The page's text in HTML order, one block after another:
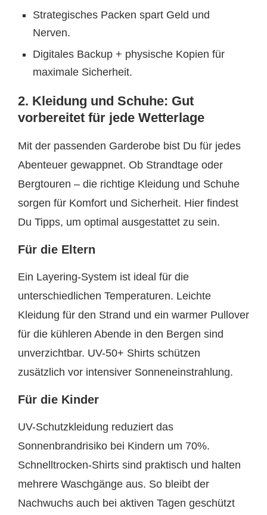
Strategisches Packen spart Geld und
Nerven.
Digitales Backup + physische Kopien für
maximale Sicherheit.
2. Kleidung und Schuhe: Gut
vorbereitet für jede Wetterlage
Mit der passenden Garderobe bist Du für jedes
Abenteuer gewappnet. Ob Strandtage oder
Bergtouren – die richtige Kleidung und Schuhe
sorgen für Komfort und Sicherheit. Hier findest
Du Tipps, um optimal ausgestattet zu sein.
Für die Eltern
Ein Layering-System ist ideal für die
unterschiedlichen Temperaturen. Leichte
Kleidung für den Strand und ein warmer Pullover
für die kühleren Abende in den Bergen sind
unverzichtbar. UV-50+ Shirts schützen
zusätzlich vor intensiver Sonneneinstrahlung.
Für die Kinder
UV-Schutzkleidung reduziert das
Sonnenbrandrisiko bei Kindern um 70%.
Schnelltrocken-Shirts sind praktisch und halten
mehrere Waschgänge aus. So bleibt der
Nachwuchs auch bei aktiven Tagen geschützt